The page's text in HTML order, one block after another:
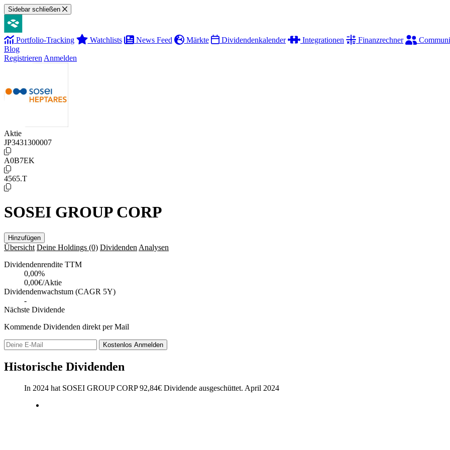
Sidebar schließen
Portfolio-Tracking Watchlists News Feed Märkte Dividendenkalender Integrationen Finanzrechner
Blog
Registrieren Anmelden
Aktie
JP3431300007
A0B7EK
4565.T
SOSEI GROUP CORP
Hinzufügen
Übersicht Deine Holdings (0) Dividenden Analysen
Dividendenrendite TTM
0,00%
0,00€/Aktie
Dividendenwachstum (CAGR 5Y)
-
Nächste Dividende
Kommende Dividenden direkt per Mail
Kostenlos Anmelden
Historische Dividenden
In 2024 hat SOSEI GROUP CORP92,84€ Dividende ausgeschüttet. April 2024